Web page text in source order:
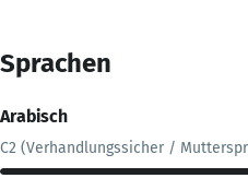
Sprachen
Arabisch
C2 (Verhandlungssicher /